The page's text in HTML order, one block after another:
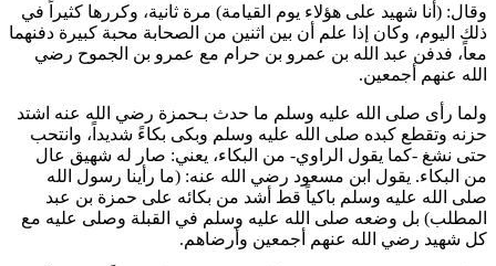
وقال: ( أنا شهيد على هؤلاء يوم القيامة) مرة ثانية، وكررها كثيراً في
ذلك اليوم، وكان إذا علم أن بين اثنين من الصحابة محبة كبيرة دفنهما
معاً، فدفن عبد الله بن عمرو بن حرام مع عمرو بن الجموح رضي
الله عنهم أجمعين.
ولما رأى صلى الله عليه وسلم ما حدث بـحمزة رضي الله عنه اشتد
حزنه وتقطع كبده صلى الله عليه وسلم وبكى بكاءً شديداً، وانتحب
حتى نشغ -كما يقول الراوي- من البكاء، يعني: صار له شهيق عال
من البكاء. يقول ابن مسعود رضي الله عنه: (ما رأينا رسول الله
صلى الله عليه وسلم باكياً قط أشد من بكائه على حمزة بن عبد
المطلب) بل وضعه صلى الله عليه وسلم في القبلة وصلى عليه مع
كل شهيد رضي الله عنهم أجمعين وأرضاهم.